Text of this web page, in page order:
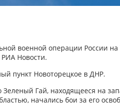
военной операции России на
РИА Новости.
пункт Новоторецкое в ДНР.
Зеленый Гай, находящееся на
начались бои за его